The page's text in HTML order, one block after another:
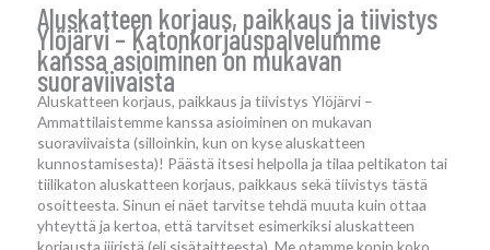
Aluskatteen korjaus, paikkaus ja tiivistys
Ylöjärvi – Katonkorjauspalvelumme
kanssa asioiminen on mukavan
suoraviivaista
Aluskatteen korjaus, paikkaus ja tiivistys Ylöjärvi –
Ammattilaistemme kanssa asioiminen on mukavan
suoraviivaista (silloinkin, kun on kyse aluskatteen
kunnostamisesta)! Päästä itsesi helpolla ja tilaa peltikaton tai
tiilikaton aluskatteen korjaus, paikkaus sekä tiivistys tästä
osoitteesta. Sinun ei näet tarvitse tehdä muuta kuin ottaa
yhteyttä ja kertoa, että tarvitset esimerkiksi aluskatteen